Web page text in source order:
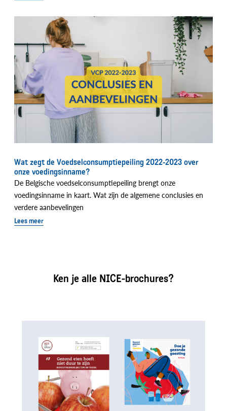
Wat zegt de Voedselconsumptiepeiling 2022-2023 over
onze voedingsinname?
De Belgische voedselconsumptiepeiling brengt onze
voedingsinname in kaart. Wat zijn de algemene conclusies en
verdere aanbevelingen
Lees meer
Ken je alle NICE-brochures?